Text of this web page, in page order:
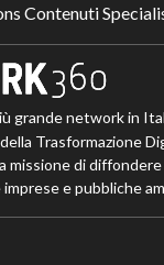
Contenuti
grande network in
Trasformazione
missione di
e pubbliche